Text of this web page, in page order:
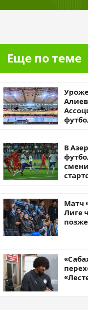
Еще по теме
В
Матч
Лиге